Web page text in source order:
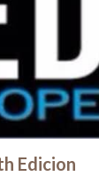
Edicion